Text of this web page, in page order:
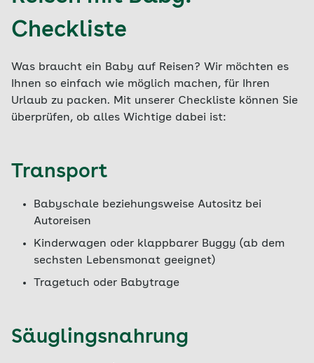
Checkliste
Was braucht ein Baby auf Reisen? Wir möchten es
Ihnen so einfach wie möglich machen, für Ihren
Urlaub zu packen. Mit unserer Checkliste können Sie
überprüfen, ob alles Wichtige dabei ist:
Transport
Babyschale beziehungsweise Autositz bei
Autoreisen
Kinderwagen oder klappbarer Buggy (ab dem
sechsten Lebensmonat geeignet)
Tragetuch oder Babytrage
Säuglingsnahrung